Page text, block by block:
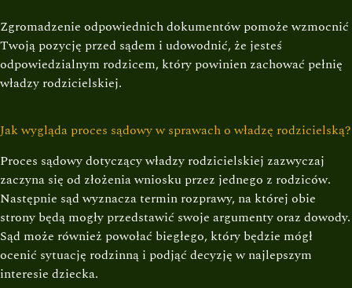
Zgromadzenie odpowiednich dokumentów pomoże wzmocnić
Twoją pozycję przed sądem i udowodnić, że jesteś
odpowiedzialnym rodzicem, który powinien zachować pełnię
władzy rodzicielskiej.
Jak wygląda proces sądowy w sprawach o władzę rodzicielską?
Proces sądowy dotyczący władzy rodzicielskiej zazwyczaj
zaczyna się od złożenia wniosku przez jednego z rodziców.
Następnie sąd wyznacza termin rozprawy, na której obie
strony będą mogły przedstawić swoje argumenty oraz dowody.
Sąd może również powołać biegłego, który będzie mógł
ocenić sytuację rodzinną i podjąć decyzję w najlepszym
interesie dziecka.